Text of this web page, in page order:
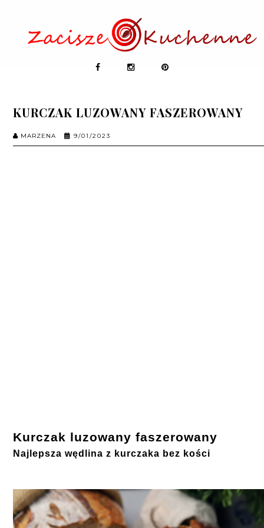
KURCZAK LUZOWANY FASZEROWANY
MARZENA 9/01/2023
Kurczak luzowany faszerowany
Najlepsza wędlina z kurczaka bez kości